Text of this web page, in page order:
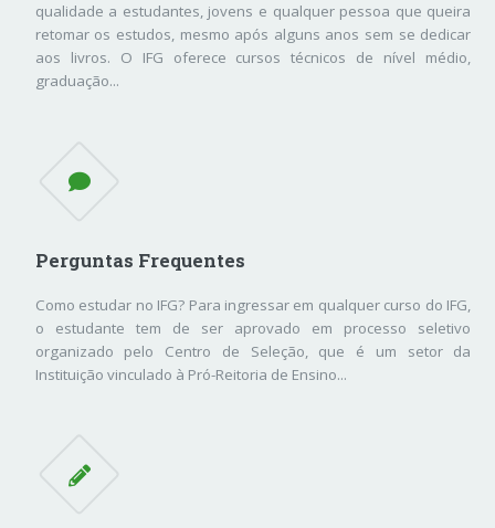
qualidade a estudantes, jovens e qualquer pessoa que queira
retomar os estudos, mesmo após alguns anos sem se dedicar
aos livros. O IFG oferece cursos técnicos de nível médio,
graduação...
Perguntas Frequentes
Como estudar no IFG? Para ingressar em qualquer curso do IFG,
o estudante tem de ser aprovado em processo seletivo
organizado pelo Centro de Seleção, que é um setor da
Instituição vinculado à Pró-Reitoria de Ensino...